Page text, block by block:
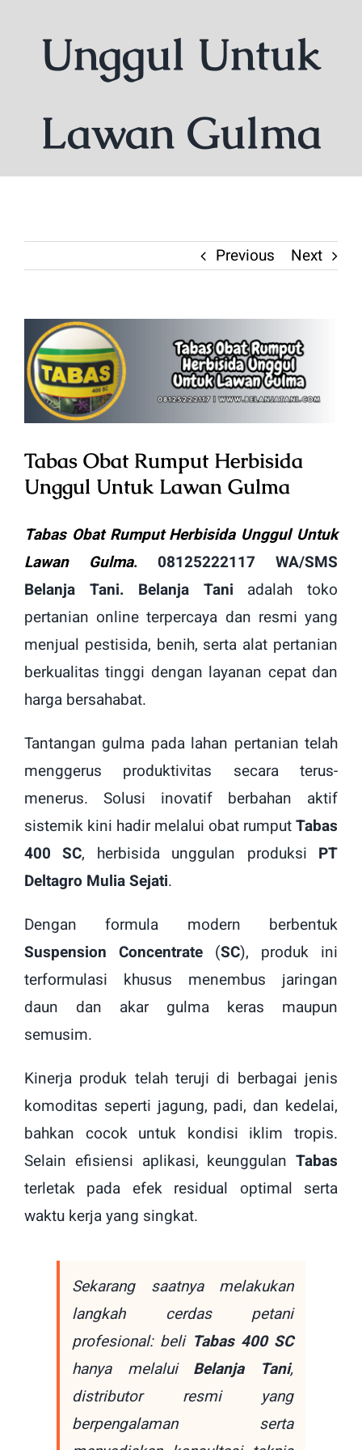
Unggul Untuk
Lawan Gulma
Previous Next
View
Larger
Image
Tabas Obat Rumput Herbisida
Unggul Untuk Lawan Gulma
Tabas Obat Rumput Herbisida Unggul Untuk
Lawan Gulma. 08125222117 WA/SMS
Belanja Tani. Belanja Tani adalah toko
pertanian online terpercaya dan resmi yang
menjual pestisida, benih, serta alat pertanian
berkualitas tinggi dengan layanan cepat dan
harga bersahabat.
Tantangan gulma pada lahan pertanian telah
menggerus produktivitas secara terus-
menerus. Solusi inovatif berbahan aktif
sistemik kini hadir melalui obat rumputTabas
400 SC, herbisida unggulan produksi PT
Deltagro Mulia Sejati.
Dengan formula modern berbentuk
Suspension Concentrate (SC), produk ini
terformulasi khusus menembus jaringan
daun dan akar gulma keras maupun
semusim.
Kinerja produk telah teruji di berbagai jenis
komoditas seperti jagung, padi, dan kedelai,
bahkan cocok untuk kondisi iklim tropis.
Selain efisiensi aplikasi, keunggulan Tabas
terletak pada efek residual optimal serta
waktu kerja yang singkat.
Sekarang saatnya melakukan
langkah cerdas petani
profesional: beli Tabas 400 SC
hanya melalui Belanja Tani,
distributor resmi yang
berpengalaman serta